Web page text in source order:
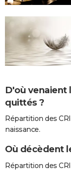
Carte de Noël
Carte Bonne année
Carte Saint-Valentin
Carte Pâques
Carte d'anniversaire
DICTIONNAIRE
Dictionnaire
Biographies
Citations
Expressions
Proverbes
PROGRAMME TV
S'inscrire
Se connecter
Lycées
Collèges
Primaires
Universités
Entreprises
Service militaire
Avis de recherche
AVIS DE DÉCÈS
FORUM
Bricolage
Lifestyle
Culture
Sport
Auto
Television
Voyage
Cinema
D'où venaient
quittés ?
Répartition des
naissance.
Où décèdent
Répartition des